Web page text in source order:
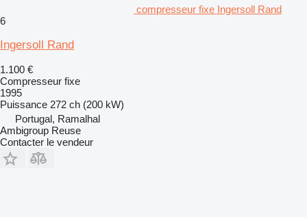
compresseur fixe Ingersoll Rand
6
Ingersoll Rand
1.100 €
Compresseur fixe
1995
Puissance 272 ch (200 kW)
Portugal, Ramalhal
Ambigroup Reuse
Contacter le vendeur